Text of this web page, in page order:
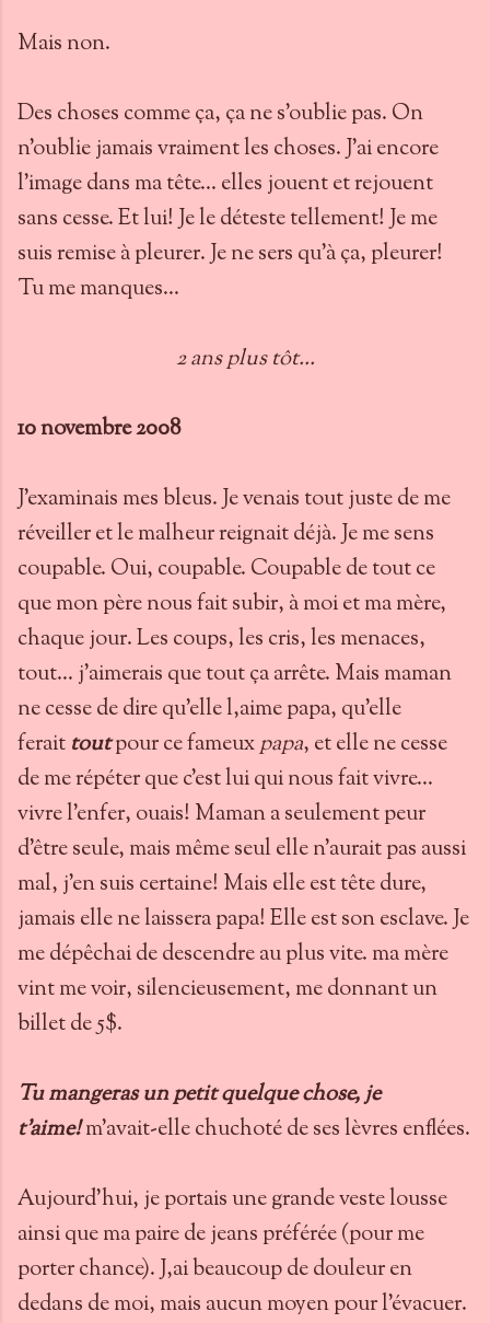
Mais non.
Des choses comme ça, ça ne s'oublie pas. On
n'oublie jamais vraiment les choses. J'ai encore
l'image dans ma tête... elles jouent et rejouent
sans cesse. Et lui! Je le déteste tellement! Je me
suis remise à pleurer. Je ne sers qu'à ça, pleurer!
Tu me manques...
2 ans plus tôt...
10 novembre 2008
J'examinais mes bleus. Je venais tout juste de me
réveiller et le malheur reignait déjà. Je me sens
coupable. Oui, coupable. Coupable de tout ce
que mon père nous fait subir, à moi et ma mère,
chaque jour. Les coups, les cris, les menaces,
tout... j'aimerais que tout ça arrête. Mais maman
ne cesse de dire qu'elle l,aime papa, qu'elle
ferait toutpour ce fameuxpapa, et elle ne cesse
de me répéter que c'est lui qui nous fait vivre...
vivre l'enfer, ouais! Maman a seulement peur
d'être seule, mais même seul elle n'aurait pas aussi
mal, j'en suis certaine! Mais elle est tête dure,
jamais elle ne laissera papa! Elle est son esclave. Je
me dépêchai de descendre au plus vite. ma mère
vint me voir, silencieusement, me donnant un
billet de 5$.
Tu mangeras un petit quelque chose, je
t'aime!m'avait-elle chuchoté de ses lèvres enflées.
Aujourd'hui, je portais une grande veste lousse
ainsi que ma paire de jeans préférée (pour me
porter chance). J,ai beaucoup de douleur en
dedans de moi, mais aucun moyen pour l'évacuer.